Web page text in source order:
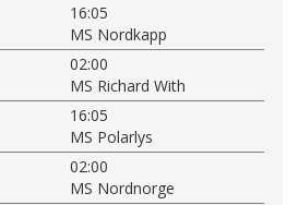
16:05
MS Nordkapp
02:00
MS Richard With
16:05
MS Polarlys
02:00
MS Nordnorge